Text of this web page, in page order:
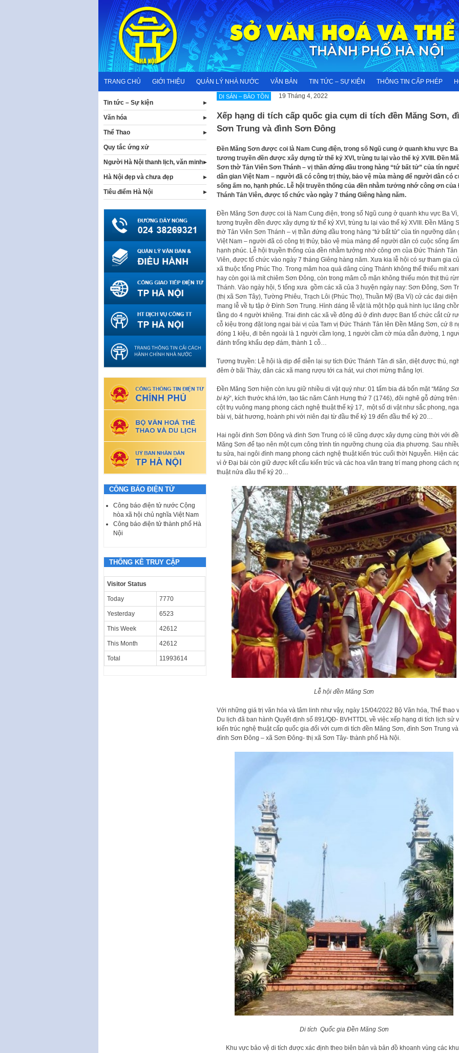
content
TRANG CHỦ GIỚI THIỆU QUẢN LÝ NHÀ NƯỚC VĂN BẢN TIN TỨC – SỰ KIỆN THÔNG TIN CẤP PHÉP
DI SẢN – BẢO TỒN 19 Tháng 4, 2022
Xếp hạng di tích cấp quốc gia cụm di tích đền Măng Sơn,
Sơn Trung và đình Sơn Đông
Đền Măng Sơn được coi là Nam Cung điện, trong số Ngũ cung ở quanh khu vực Ba
tương truyền đền được xây dựng từ thế kỷ XVI, trùng tu lại vào thế kỷ XVIII. Đền
Sơn thờ Tản Viên Sơn Thánh – vị thần đứng đầu trong hàng “tứ bất tử” của tín
dân gian Việt Nam – người đã có công trị thủy, bảo vệ mùa màng để người dân có
sống ấm no, hạnh phúc. Lễ hội truyền thống của đền nhằm tưởng nhớ công ơn
Thánh Tản Viên, được tổ chức vào ngày 7 tháng Giêng hàng năm.
Đền Măng Sơn được coi là Nam Cung điện, trong số Ngũ cung ở quanh khu vực Ba Vì,
tương truyền đền được xây dựng từ thế kỷ XVI, trùng tu lại vào thế kỷ XVIII. Đền Măng
thờ Tản Viên Sơn Thánh – vị thần đứng đầu trong hàng “tứ bất tử” của tín ngưỡng dân
Việt Nam – người đã có công trị thủy, bảo vệ mùa màng để người dân có cuộc sống ấm
hạnh phúc. Lễ hội truyền thống của đền nhằm tưởng nhớ công ơn của Đức Thánh Tản
Viên, được tổ chức vào ngày 7 tháng Giêng hàng năm. Xưa kia lễ hội có sự tham gia
xã thuộc tổng Phúc Thọ. Trong mâm hoa quả dâng cúng Thánh không thể thiếu mít
hay còn gọi là mít chiêm Sơn Đông, còn trong mâm cỗ mặn không thiếu món thịt thú
Thánh. Vào ngày hội, 5 tổng xưa gồm các xã của 3 huyện ngày nay: Sơn Đông, Sơn
(thị xã Sơn Tây), Tường Phiêu, Trạch Lôi (Phúc Thọ), Thuần Mỹ (Ba Vì) cử các đại diện
mang lễ về tụ tập ở Đình Sơn Trung. Hình dáng lễ vật là một hộp quả hình lục lăng
tầng do 4 người khiêng. Trai đinh các xã về đông đủ ở đình được Ban tổ chức cắt cử
cỗ kiệu trong đặt long ngai bài vị của Tam vị Đức Thánh Tản lên Đền Măng Sơn, cứ 8
đóng 1 kiệu, đi bên ngoài là 1 người cầm lọng, 1 người cầm cờ múa dẫn đường, 1
đánh trống khẩu dẹp đám, thành 1 cỗ…
Tương truyền: Lễ hội là dịp để diễn lại sự tích Đức Thánh Tản đi săn, diệt được thú,
đêm ở bãi Thày, dân các xã mang rượu tới ca hát, vui chơi mừng thắng lợi.
Đền Măng Sơn hiện còn lưu giữ nhiều di vật quý như: 01 tấm bia đá bốn mặt“Măng
bi ký“, kích thước khá lớn, tạo tác năm Cảnh Hưng thứ 7 (1746), đôi nghê gỗ đứng trên
cột trụ vuông mang phong cách nghệ thuật thế kỷ 17, một số di vật như sắc phong,
bài vị, bát hương, hoành phi với niên đại từ đầu thế kỷ 19 đến đầu thế kỷ 20…
Hai ngôi đình Sơn Đông và đình Sơn Trung có lẽ cũng được xây dựng cùng thời với
Măng Sơn để tạo nên một cụm công trình tín ngưỡng chung của địa phương. Sau
tu sửa, hai ngôi đình mang phong cách nghệ thuật kiến trúc cuối thời Nguyễn. Hiện
vì ở Đại bái còn giữ được kết cấu kiến trúc và các hoa văn trang trí mang phong cách
thuật nửa đầu thế kỷ 20…
Lễ hội đền Măng Sơn
Với những giá trị văn hóa và tâm linh như vậy, ngày 15/04/2022 Bộ Văn hóa, Thể thao
Du lịch đã ban hành Quyết định số 891/QĐ- BVHTTDL về việc xếp hạng di tích lịch sử
kiến trúc nghệ thuật cấp quốc gia đối với cụm di tích đền Măng Sơn, đình Sơn Trung và
đình Sơn Đông – xã Sơn Đông- thị xã Sơn Tây- thành phố Hà Nội.
Di tích Quốc gia Đền Măng Sơn
Khu vực bảo vệ di tích được xác định theo biên bản và bản đồ khoanh vùng các
Tin tức – Sự kiện
Văn hóa
Thể Thao
Quy tắc ứng xử
Người Hà Nội thanh lịch, văn minh
Hà Nội đẹp và chưa đẹp
Tiêu điểm Hà Nội
CÔNG BÁO ĐIỆN TỬ
Công báo điện tử nước Cộng
hòa xã hội chủ nghĩa Việt Nam
Công báo điện tử thành phố Hà
Nội
THỐNG KÊ TRUY CẬP
Visitor Status
Today 7770
Yesterday 6523
This Week 42612
This Month 42612
Total 11993614